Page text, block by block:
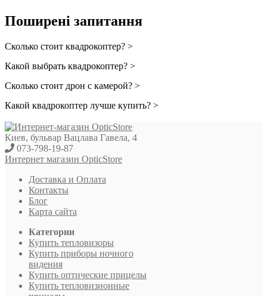
Поширені запитання
Сколько стоит квадрокоптер? >
Какой выбрать квадрокоптер? >
Сколько стоит дрон с камерой? >
Какой квадрокоптер лучше купить? >
Киев, бульвар Вацлава Гавела, 4
073-798-19-87
Интернет магазин OpticStore
Доставка и Оплата
Контакты
Блог
Карта сайта
Категории
Купить тепловизоры
Купить приборы ночного
видения
Купить оптические прицелы
Купить тепловизионные